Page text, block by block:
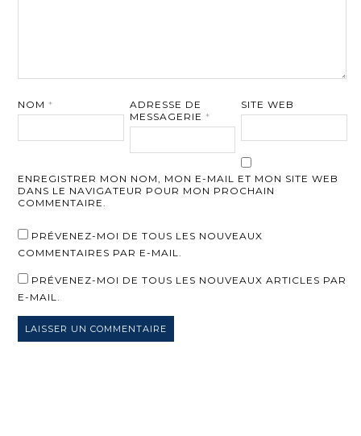
NOM *
ADRESSE DE
MESSAGERIE *
SITE WEB
ENREGISTRER MON NOM, MON E-MAIL ET MON SITE WEB
DANS LE NAVIGATEUR POUR MON PROCHAIN
COMMENTAIRE.
PRÉVENEZ-MOI DE TOUS LES NOUVEAUX
COMMENTAIRES PAR E-MAIL.
PRÉVENEZ-MOI DE TOUS LES NOUVEAUX ARTICLES PAR
E-MAIL.